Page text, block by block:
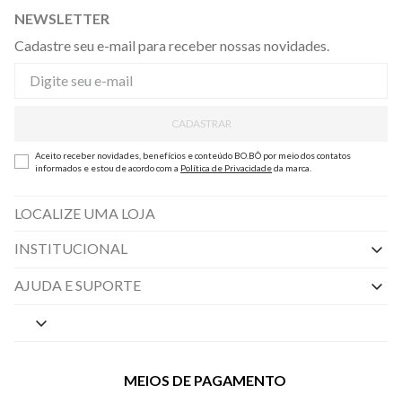
NEWSLETTER
Cadastre seu e-mail para receber nossas novidades.
CADASTRAR
Aceito receber novidades, benefícios e conteúdo BO.BÔ por meio dos contatos
informados e estou de acordo com a Política de Privacidadeda marca.
LOCALIZE UMA LOJA
INSTITUCIONAL
Nossas Lojas
Políticas de Privacidade
AJUDA E SUPORTE
Central de Preferências
Perguntas frequentesMEIOS DE PAGAMENTO